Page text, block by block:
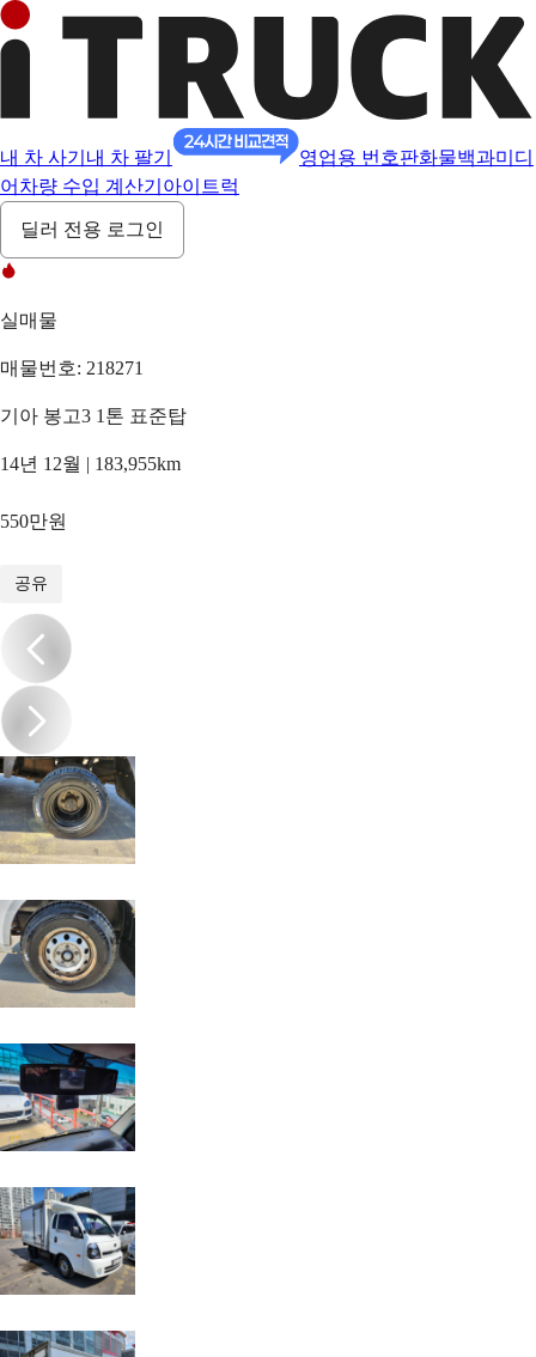
내 차 사기 내 차 팔기 영업용 번호판화물백과미디
어 차량 수입 계산기 아이트럭
딜러 전용 로그인
실매물
매물번호: 218271
기아 봉고3 1톤 표준탑
14년 12월 | 183,955km
550만원
공유
/20